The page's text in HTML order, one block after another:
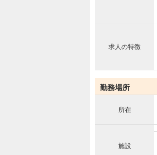
求人の特徴
勤務場所
所在
施設